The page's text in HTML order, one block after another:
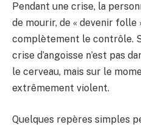
Pendant une crise, la
de mourir, de « devenir folle
complètement le contrôle.
crise d’angoisse n’est pas
le cerveau, mais sur le
extrêmement violent.
Quelques repères simples